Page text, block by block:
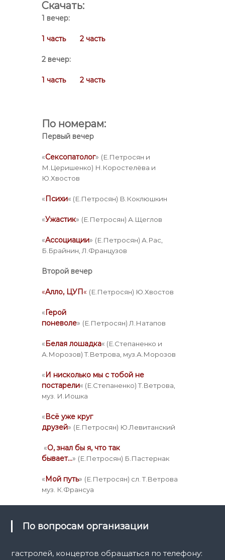
Скачать:
1 вечер:
1 часть 2 часть
2 вечер:
1 часть 2 часть
По номерам:
Первый вечер
«Сексопатолог» (Е.Петросян и
М.Церишенко) Н.Коростелёва и
Ю.Хвостов
«Психи« (Е.Петросян) В.Коклюшкин
«Ужастик» (Е.Петросян) А.Щеглов
«Ассоциации» (Е.Петросян) А.Рас,
Б.Брайнин, Л.Французов
Второй вечер
«Алло, ЦУП« (Е.Петросян) Ю.Хвостов
«Герой
поневоле» (Е.Петросян) Л.Натапов
«Белая лошадка« (Е.Степаненко и
А.Морозов) Т.Ветрова, муз.А.Морозов
«И нисколько мы с тобой не
постарели« (Е.Степаненко) Т.Ветрова,
муз. И.Иошка
«Всё уже круг
друзей» (Е.Петросян) Ю.Левитанский
«О, знал бы я, что так
бывает…» (Е.Петросян) Б.Пастернак
«Мой путь» (Е.Петросян) сл. Т.Ветрова
муз. К.Франсуа
По вопросам организации
гастролей, концертов обращаться по телефону: